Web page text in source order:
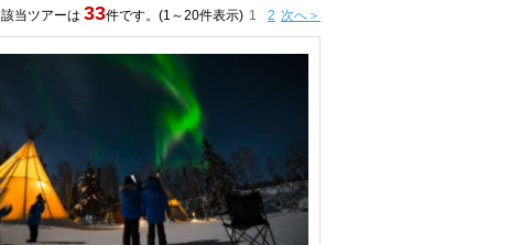
該当ツアーは 33件です。(1～20件表示) 1 2 次へ＞